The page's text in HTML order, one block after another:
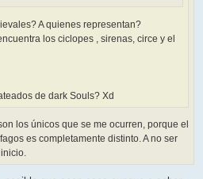
A quienes representan?
los ciclopes , sirenas, circe y el
de dark Souls? Xd
los únicos que se me ocurren, porque el
es completamente distinto. A no ser